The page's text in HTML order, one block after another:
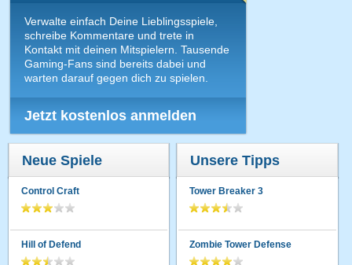
Verwalte einfach Deine Lieblingsspiele,
schreibe Kommentare und trete in
Kontakt mit deinen Mitspielern. Tausende
Gaming-Fans sind bereits dabei und
warten darauf gegen dich zu spielen.
Jetzt kostenlos anmelden
Neue Spiele
Control Craft
Hill of Defend
Unsere Tipps
Tower Breaker 3
Zombie Tower Defense